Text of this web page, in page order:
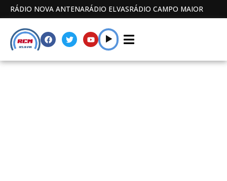
RÁDIO NOVA ANTENARÁDIO ELVASRÁDIO CAMPO MAIOR